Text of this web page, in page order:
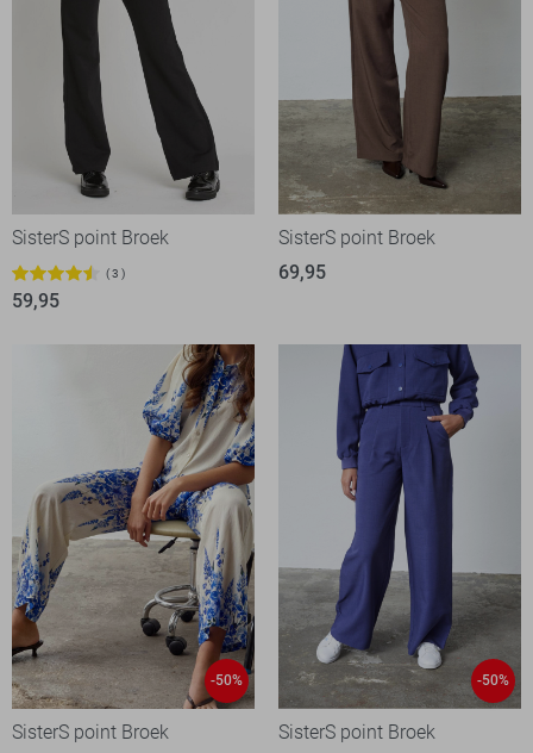
SisterS point Broek
3
59,95
SisterS point Broek
69,95
-50%
SisterS point Broek
-50%
SisterS point Broek